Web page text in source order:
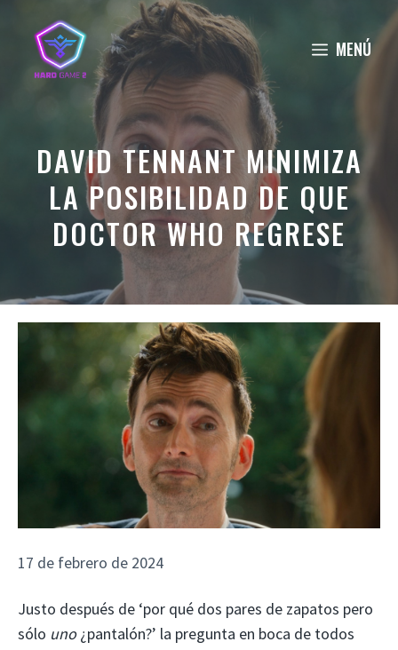
contenido
MENÚ
DAVID TENNANT MINIMIZA
LA POSIBILIDAD DE QUE
DOCTOR WHO REGRESE
17 de febrero de 2024
Justo después de ‘por qué dos pares de zapatos pero
sólo uno¿pantalón?’ la pregunta en boca de todos